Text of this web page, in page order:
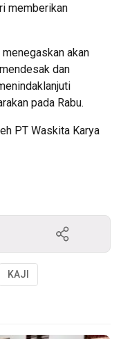
memberikan
akan
dan
pada Rabu.
PT Waskita Karya
KAJI